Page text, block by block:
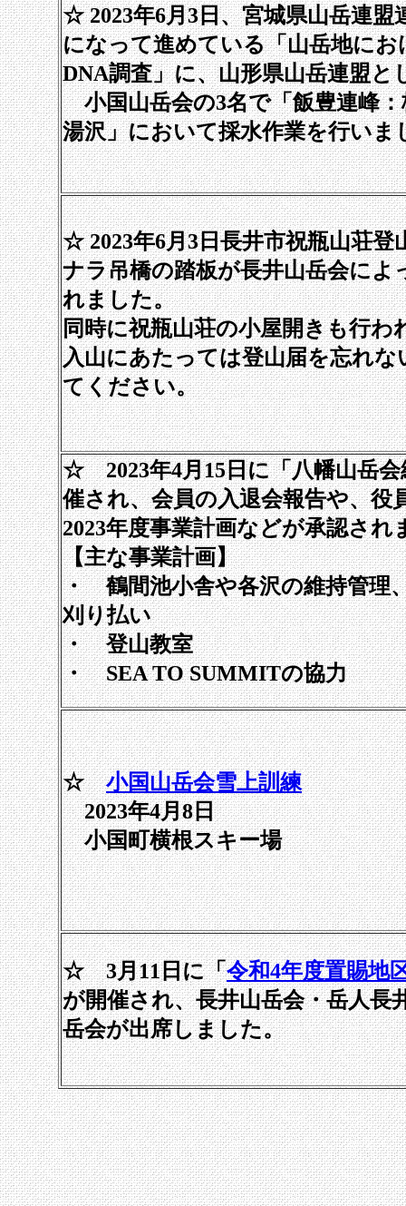
☆ 2023年6月3日、宮城県山岳連盟
になって進めている「山岳地にお
DNA調査」に、山形県山岳連盟と
小国山岳会の3名で「飯豊連峰：
湯沢」において採水作業を行いま
☆ 2023年6月3日長井市祝瓶山荘登
ナラ吊橋の踏板が長井山岳会によ
れました。
同時に祝瓶山荘の小屋開きも行わ
入山にあたっては登山届を忘れな
てください。
☆ 2023年4月15日に「八幡山岳会
催され、会員の入退会報告や、役
2023年度事業計画などが承認され
【主な事業計画】
・ 鶴間池小舎や各沢の維持管理
刈り払い
・ 登山教室
・ SEA TO SUMMITの協力
☆小国山岳会雪上訓練
2023年4月8日
小国町横根スキー場
☆ 3月11日に「令和4年度置賜地
が開催され、長井山岳会・岳人長
岳会が出席しました。